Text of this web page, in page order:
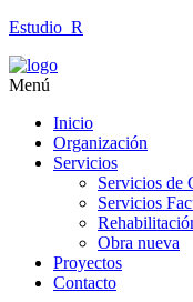
Estudio_R
Menú
Inicio
Organización
Servicios
Servicios de
Servicios
Obra nueva
Proyectos
Contacto